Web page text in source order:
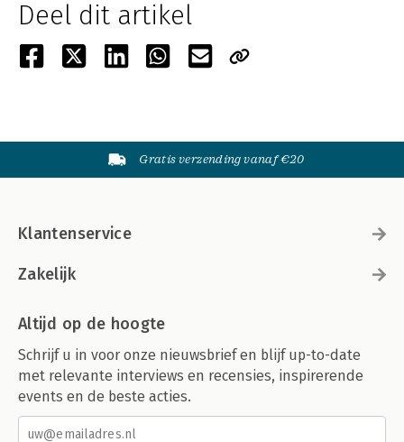
Deel dit artikel
Gratis verzending vanaf €20
Klantenservice
Zakelijk
Altijd op de hoogte
Schrijf u in voor onze nieuwsbrief en blijf up-to-date
met relevante interviews en recensies, inspirerende
events en de beste acties.